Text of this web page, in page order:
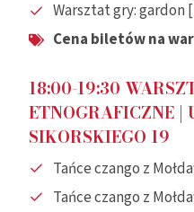
Warsztat gry: gardon
Cena biletów na
18:00-19:30
ETNOGRAFICZNE |
SIKORSKIEGO 19
Tańce czango z
Tańce czango z